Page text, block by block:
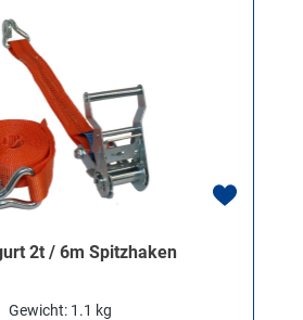
2t / 6m Spitzhaken
Gewicht: 1.1 kg